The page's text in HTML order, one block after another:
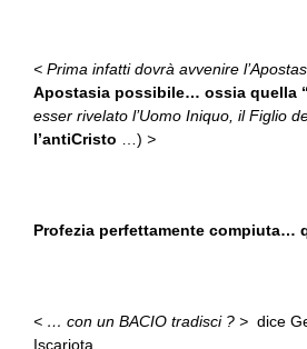
< Prima infatti dovrà avvenire
Apostasia possibile… ossia quella
esser rivelato l’Uomo Iniquo, il Figlio
l’antiCristo …) >
Profezia perfettamente compiuta…
< … con un BACIO tradisci ? > dice
Iscariota…